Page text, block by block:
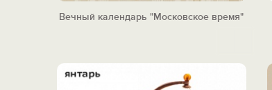
Вечный календарь "Московское время"